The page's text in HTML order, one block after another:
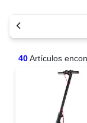
40Artículos